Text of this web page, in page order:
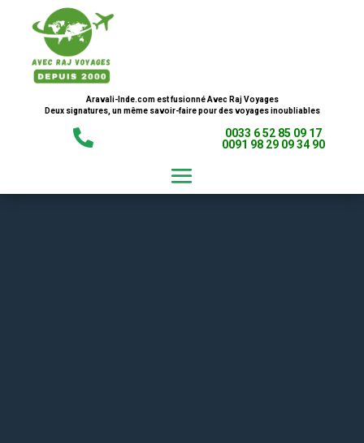
Aravali-Inde.com est fusionné Avec Raj Voyages
Deux signatures, un même savoir-faire pour des voyages inoubliables

0033 6 52 85 09 17
0091 98 29 09 34 90